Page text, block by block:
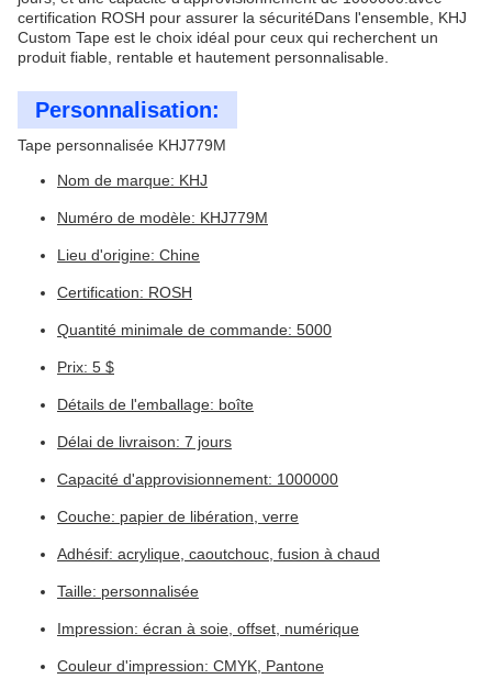
certification ROSH pour assurer la sécuritéDans l'ensemble, KHJ
Custom Tape est le choix idéal pour ceux qui recherchent un
produit fiable, rentable et hautement personnalisable.
Personnalisation:
Tape personnalisée KHJ779M
Nom de marque: KHJ
Numéro de modèle: KHJ779M
Lieu d'origine: Chine
Certification: ROSH
Quantité minimale de commande: 5000
Prix: 5 $
Détails de l'emballage: boîte
Délai de livraison: 7 jours
Capacité d'approvisionnement: 1000000
Couche: papier de libération, verre
Adhésif: acrylique, caoutchouc, fusion à chaud
Taille: personnalisée
Impression: écran à soie, offset, numérique
Couleur d'impression: CMYK, Pantone